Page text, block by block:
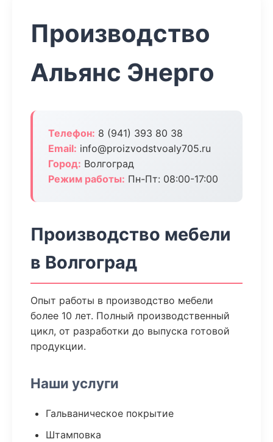
Производство
Альянс Энерго
Телефон: 8 (941) 393 80 38
Email: info@proizvodstvoaly705.ru
Город: Волгоград
Режим работы: Пн-Пт: 08:00-17:00
Производство мебели
в Волгоград
Опыт работы в производство мебели
более 10 лет. Полный производственный
цикл, от разработки до выпуска готовой
продукции.
Наши услуги
Гальваническое покрытие
Штамповка